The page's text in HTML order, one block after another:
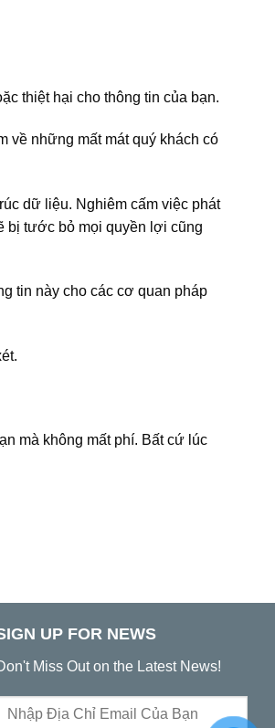
thiệt hại cho thông tin của bạn.
về những mất mát quý khách có
dữ liệu. Nghiêm cấm việc phát
bị tước bỏ mọi quyền lợi cũng
tin này cho các cơ quan pháp
mà không mất phí. Bất cứ lúc
UP FOR NEWS
Miss Out on the Latest News!